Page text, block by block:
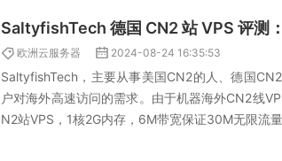
SaltyfishTech 德国 CN2 站 VPS 评测
欧洲云服务器 2024-08-24 16:35:53
SaltyfishTech，主要从事美国CN2的人、德国
户对海外高速访问的需求。由于机器海外CN2线
N2站VPS，1核2G内存，6M带宽保证30M无限